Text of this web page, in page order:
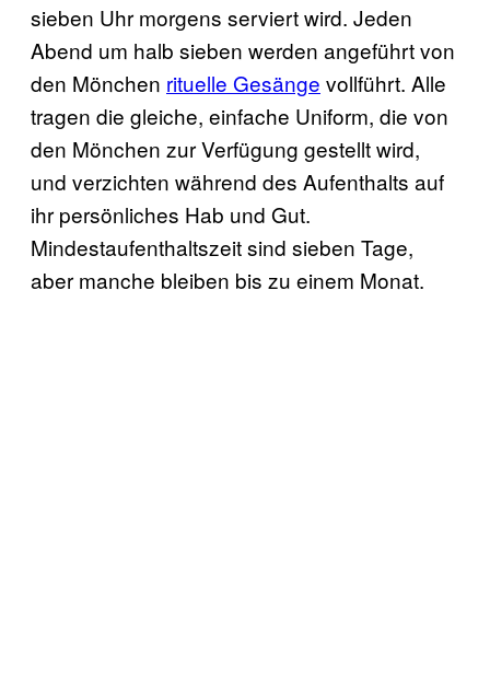
sieben Uhr morgens serviert wird. Jeden
Abend um halb sieben werden angeführt von
den Mönchen rituelle Gesänge vollführt. Alle
tragen die gleiche, einfache Uniform, die von
den Mönchen zur Verfügung gestellt wird,
und verzichten während des Aufenthalts auf
ihr persönliches Hab und Gut.
Mindestaufenthaltszeit sind sieben Tage,
aber manche bleiben bis zu einem Monat.